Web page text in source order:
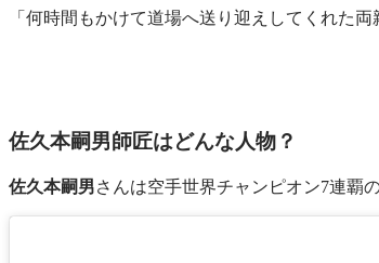
「何時間もかけて道場へ送り迎えしてくれた
佐久本嗣男師匠はどんな人物？
佐久本嗣男さんは空手世界チャンピオン7連覇